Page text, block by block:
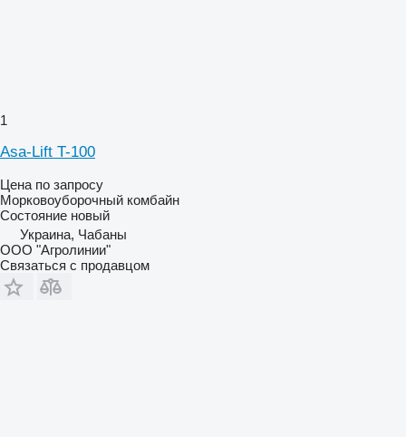
1
Asa-Lift T-100
Цена по запросу
Морковоуборочный комбайн
Состояние новый
Украина, Чабаны
ООО "Агролинии"
Связаться с продавцом